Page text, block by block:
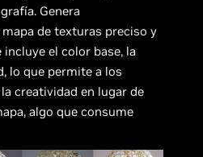
Genera
de texturas preciso y
el color base, la
lo que permite a los
creatividad en lugar de
algo que consume